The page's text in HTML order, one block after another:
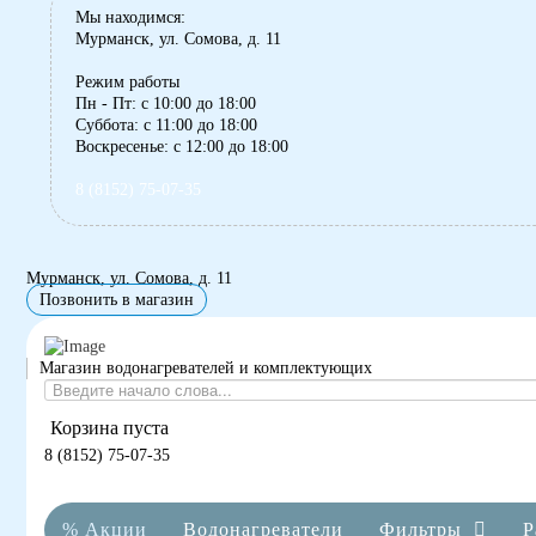
Мы находимся:
Мурманск, ул. Сомова, д. 11
Режим работы
Пн - Пт: с 10:00 до 18:00
Суббота: с 11:00 до 18:00
Воскресенье: с 12:00 до 18:00
8 (8152) 75-07-35
Мурманск, ул. Сомова, д. 11
Позвонить в магазин
Магазин водонагревателей и комплектующих
Корзина пуста
8 (8152) 75-07-35
% Акции Водонагреватели Фильтры